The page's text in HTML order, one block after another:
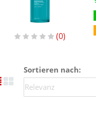
0
Sortieren nach: